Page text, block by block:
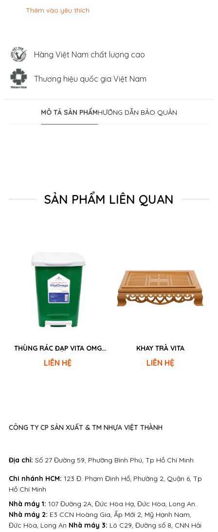
Thêm vào yêu thích
Hàng Việt Nam chất lượng cao
Thương hiệu quốc gia Việt Nam
MÔ TẢ SẢN PHẨMHƯỚNG DẪN BẢO QUẢN
SẢN PHẨM LIÊN QUAN
THÙNG RÁC ĐẠP VITA OMG
12L - 18L
LIÊN HỆ
KHAY TRÀ VITA
LIÊN HỆ
Địa chỉ: Số 27 Đường 59, Phường Bình Phú, Tp Hồ Chí Minh
CÔNG TY CP SẢN XUẤT & TM NHỰA VIỆT THÀNH
Nhà máy 1: 107 Đường 2A, Đức Hòa Hạ, Đức Hòa, Long An..
Nhà máy 2: E3 CCN Hoàng Gia, Ấp Mới 2, Mỹ Hạnh Nam,
Đức Hòa, Long An Nhà máy 3: Lô C29, Đường số 8, CNN Hải
Chi nhánh HCM: 123 Đ. Phạm Đình Hổ, Phường 2, Quận 6, Tp
Hồ Chí Minh